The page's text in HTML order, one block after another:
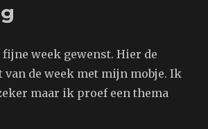
fijne week gewenst. Hier de
van de week met mijn mobje. Ik
maar ik proef een thema